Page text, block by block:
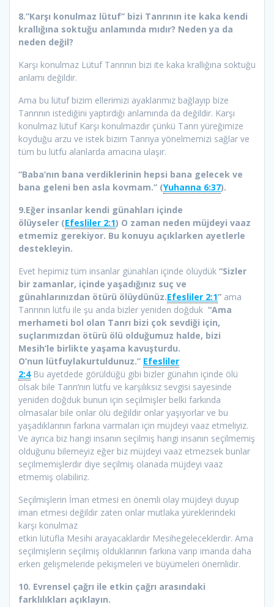
8.”Karşı konulmaz lütuf” bizi Tanrının ite kaka kendi
krallığına soktuğu anlamında mıdır? Neden ya da
neden değil?
Karşı konulmaz Lütuf Tanrının bizi ite kaka krallığına soktuğu
anlamı değildir.
Ama bu lütuf bizim ellerimizi ayaklarımız bağlayıp bize
Tanrının istediğini yaptırdığı anlamında da değildir. Karşı
konulmaz lütuf Karşı konulmazdır çünkü Tanrı yüreğimize
koyduğu arzu ve istek bizim Tanrıya yönelmemizi sağlar ve
tüm bu lütfu alanlarda amacına ulaşır.
“Baba’nın bana verdiklerinin hepsi bana gelecek ve
bana geleni ben asla kovmam.” (Yuhanna 6:37).
9.Eğer insanlar kendi günahları içinde
ölüyseler (Efesliler 2:1) O zaman neden müjdeyi vaaz
etmemiz gerekiyor. Bu konuyu açıklarken ayetlerle
destekleyin.
Evet hepimiz tüm insanlar günahları içinde ölüydük “Sizler
bir zamanlar, içinde yaşadığınız suç ve
günahlarınızdan ötürü ölüydünüz.Efesliler 2:1” ama
Tanrının lütfu ile şu anda bizler yeniden doğduk “Ama
merhameti bol olan Tanrı bizi çok sevdiği için,
suçlarımızdan ötürü ölü olduğumuz halde, bizi
Mesih’le birlikte yaşama kavuşturdu.
O’nun lütfuylakurtuldunuz.” Efesliler
2:4 Bu ayetdede görüldüğü gibi bizler günahın içinde ölü
olsak bile Tanrı’nın lütfu ve karşılıksız sevgisi sayesinde
yeniden doğduk bunun için seçilmişler belki farkında
olmasalar bile onlar ölü değildir onlar yaşıyorlar ve bu
yaşadıklarının farkına varmaları için müjdeyi vaaz etmeliyiz.
Ve ayrıca biz hangi insanın seçilmiş hangi insanın seçilmemiş
olduğunu bilemeyiz eğer biz müjdeyi vaaz etmezsek bunlar
seçilmemişlerdir diye seçilmiş olanada müjdeyi vaaz
etmemiş olabiliriz.
Seçilmişlerin İman etmesi en önemli olay müjdeyi duyup
iman etmesi değildir zaten onlar mutlaka yüreklerindeki
karşı konulmaz
etkin lütüfla Mesihi arayacaklardır Mesihegeleceklerdir. Ama
seçilmişlerin seçilmiş olduklarının farkına varıp imanda daha
erken gelişmeleride pekişmeleri ve büyümeleri önemlidir.
10. Evrensel çağrı ile etkin çağrı arasındaki
farklılıkları açıklayın.